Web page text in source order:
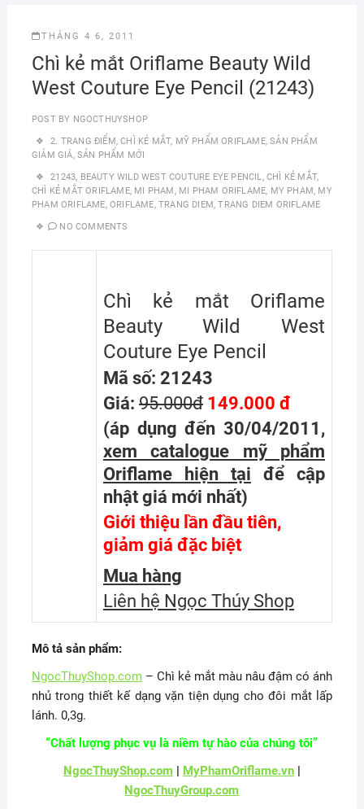
THÁNG 4 6, 2011
Chì kẻ mắt Oriflame Beauty Wild
West Couture Eye Pencil (21243)
POST BY NGOCTHUYSHOP
2. TRANG ĐIỂM,CHÌ KẺ MẮT, MỸ PHẨM ORIFLAME,SẢN PHẨM
GIẢM GIÁ, SẢN PHẨM MỚI
21243, BEAUTY WILD WEST COUTURE EYE PENCIL, CHÌ KẺ MẮT,
CHÌ KẺ MẮT ORIFLAME, MI PHAM, MI PHAM ORIFLAME, MY PHAM, MY
PHAM ORIFLAME, ORIFLAME, TRANG DIEM,TRANG DIEM ORIFLAME
NO COMMENTS
Chì kẻ mắt Oriflame
Beauty Wild West
Couture Eye Pencil
Mã số: 21243
Giá: 95.000đ149.000 đ
(áp dụng đến 30/04/2011,
xem catalogue mỹ phẩm
Oriflame hiện tại
để cập
nhật giá mới nhất)
Giới thiệu lần đầu tiên,
giảm giá đặc biệt
Mua hàng
Liên hệ Ngọc Thúy Shop
Mô tả sản phẩm:
NgocThuyShop.com– Chì kẻ mắt màu nâu đậm có ánh
nhủ trong thiết kế dạng vặn tiện dụng cho đôi mắt lấp
lánh. 0,3g.
“Chất lượng phục vụ là niềm tự hào của chúng tôi”
NgocThuyShop.com| MyPhamOriflame.vn|
NgocThuyGroup.com